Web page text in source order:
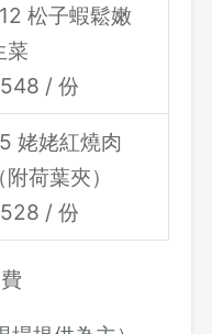
松子蝦鬆嫩
菜
/ 份
姥姥紅燒肉
（附荷葉夾）
/ 份